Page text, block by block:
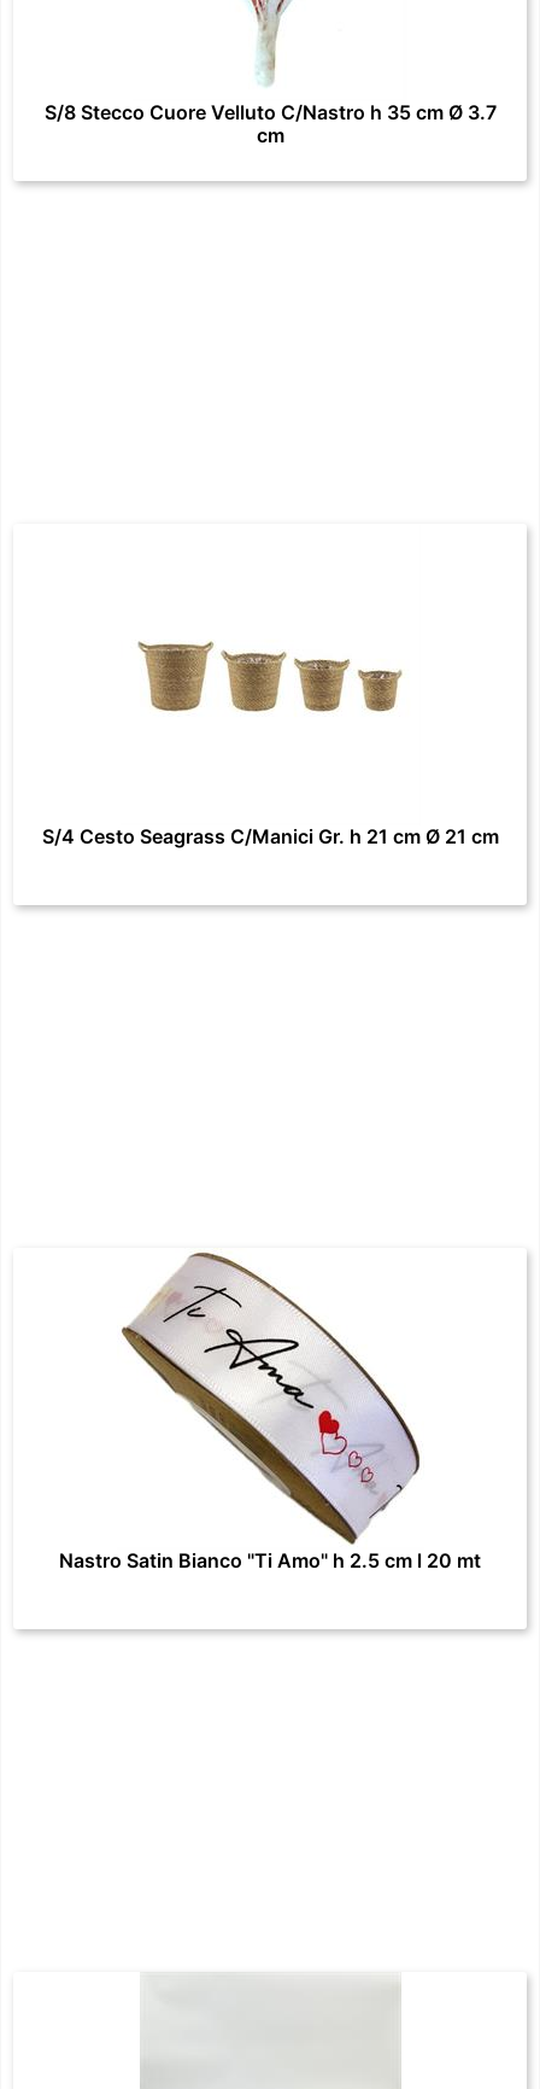
S/8 Stecco Cuore Velluto C/Nastro h 35 cm Ø 3.7
cm
S/4 Cesto Seagrass C/Manici Gr. h 21 cm Ø 21 cm
Nastro Satin Bianco "Ti Amo" h 2.5 cm l 20 mt